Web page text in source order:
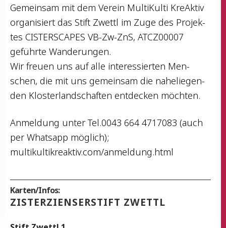
Gemein­sam mit dem Ver­ein Mul­ti­Kul­ti Kre­Ak­tiv
orga­ni­siert das Stift Zwettl im Zuge des Pro­jek­
tes CISTERSCAPES VB-Zw-ZnS, ATCZ00007
geführ­te Wanderungen.
Wir freu­en uns auf alle inter­es­sier­ten Men­
schen, die mit uns gemein­sam die nahe­lie­gen­
den Klos­ter­land­schaf­ten ent­de­cken möchten.
Anmel­dung unter Tel.0043 664 4717083 (auch
per Whats­app mög­lich);
multikultikreaktiv.com/anmeldung.html
Karten/Infos:
ZIS­TER­ZI­EN­SER­STIFT ZWETTL